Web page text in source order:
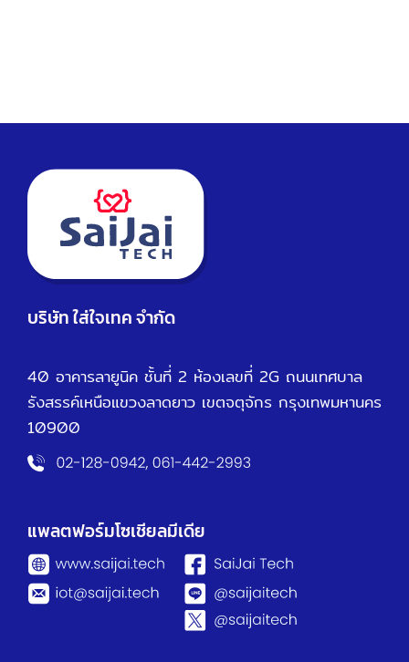
บริษัท ใส่ใจเทค จำกัด
40 อาคารลายูนิค ชั้นที่ 2 ห้องเลขที่ 2G ถนนเทศบาล
รังสรรค์เหนือแขวงลาดยาว เขตจตุจักร กรุงเทพมหานคร
10900
แพลตฟอร์มโซเชียลมีเดีย